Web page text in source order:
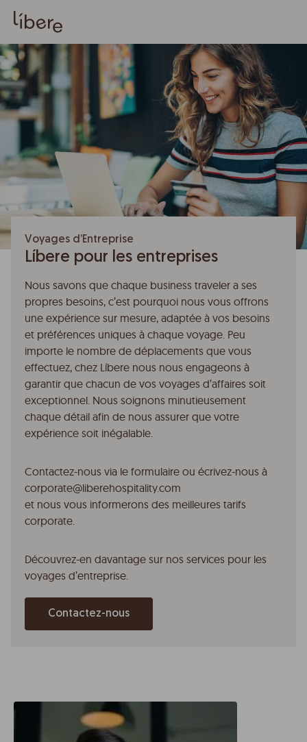
Voyages d’Entreprise
Líbere pour les entreprises
Nous savons que chaque business traveler a ses
propres besoins, c’est pourquoi nous vous offrons
une expérience sur mesure, adaptée à vos besoins
et préférences uniques à chaque voyage. Peu
importe le nombre de déplacements que vous
effectuez, chez Líbere nous nous engageons à
garantir que chacun de vos voyages d’affaires soit
exceptionnel. Nous soignons minutieusement
chaque détail afin de nous assurer que votre
expérience soit inégalable.
Contactez-nous via le formulaire ou écrivez-nous à
corporate@liberehospitality.com
et nous vous informerons des meilleures tarifs
corporate.
Découvrez-en davantage sur nos services pour les
voyages d’entreprise.
Contactez-nous